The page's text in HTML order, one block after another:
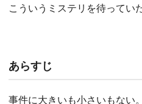
こういうミステリを待ってい
あらすじ
事件に大きいも小さいもない